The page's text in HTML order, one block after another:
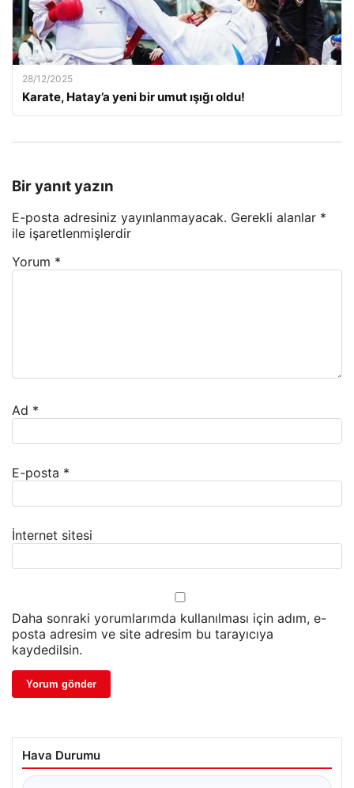
28/12/2025
Karate, Hatay’a yeni bir umut ışığı oldu!
Bir yanıt yazın
E-posta adresiniz yayınlanmayacak. Gerekli alanlar *
ile işaretlenmişlerdir
Yorum *
Ad *
E-posta *
İnternet sitesi
Daha sonraki yorumlarımda kullanılması için adım, e-
posta adresim ve site adresim bu tarayıcıya
kaydedilsin.
Hava Durumu